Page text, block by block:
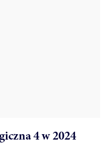
4 w 2024